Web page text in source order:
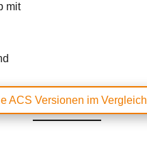
mit
ACS Versionen im Vergleich